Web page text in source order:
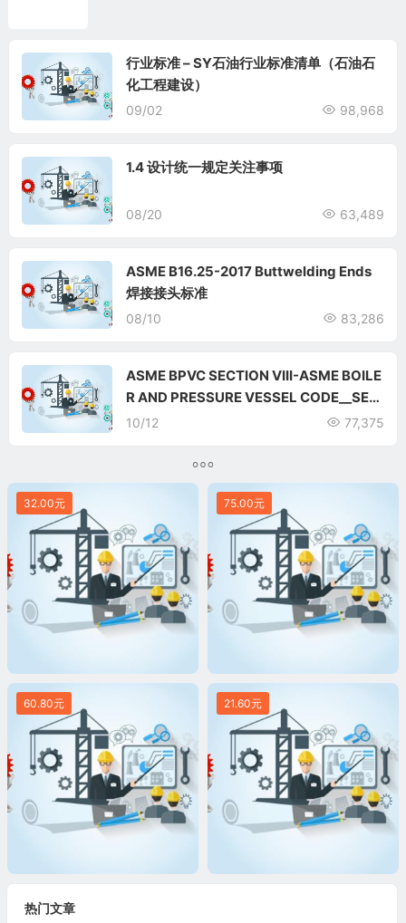
行业标准 – SY石油行业标准清单（石油石
化工程建设）
09/02 98,968
1.4 设计统一规定关注事项
08/20 63,489
ASME B16.25-2017 Buttwelding Ends
焊接接头标准
08/10 83,286
ASME BPVC SECTION VIII-ASME BOILE
R AND PRESSURE VESSEL CODE__SEC
TION VIII-3
10/12 77,375
32.00元 75.00元
60.80元 21.60元
热门文章